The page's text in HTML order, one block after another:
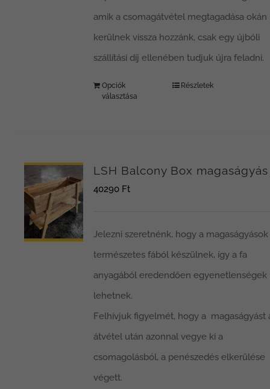
amik a csomagátvétel megtagadása okán
kerülnek vissza hozzánk, csak egy újbóli
szállítási díj ellenében tudjuk újra feladni.
Opciók
választása
Részletek
LSH Balcony Box magaságyás
40290 Ft
Jelezni szeretnénk, hogy a magaságyások
természetes fából készülnek, így a fa
anyagából eredendően egyenetlenségek
lehetnek.
Felhívjuk figyelmét, hogy a magaságyást
átvétel után azonnal vegye ki a
csomagolásból, a penészedés elkerülése
végett.